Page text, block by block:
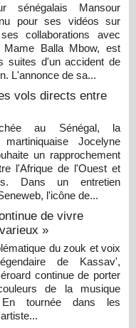
sénégalais Mansour
pour ses vidéos sur
collaborations avec
Mame Balla Mbow, est
suites d'un accident de
L'annonce de sa...
vols directs entre
au Sénégal, la
martiniquaise Jocelyne
un rapprochement
l'Afrique de l'Ouest et
Dans un entretien
l'icône de...
de vivre
»
du zouk et voix
de Kassav',
continue de porter
de la musique
En tournée dans les